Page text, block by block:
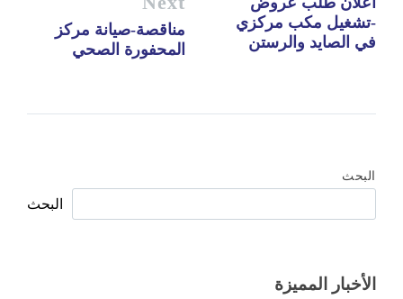
-تشغيل مكب مركزي
في الصايد والرستن
مناقصة-صيانة مركز
المحفورة الصحي
البحث
البحث
الأخبار المميزة